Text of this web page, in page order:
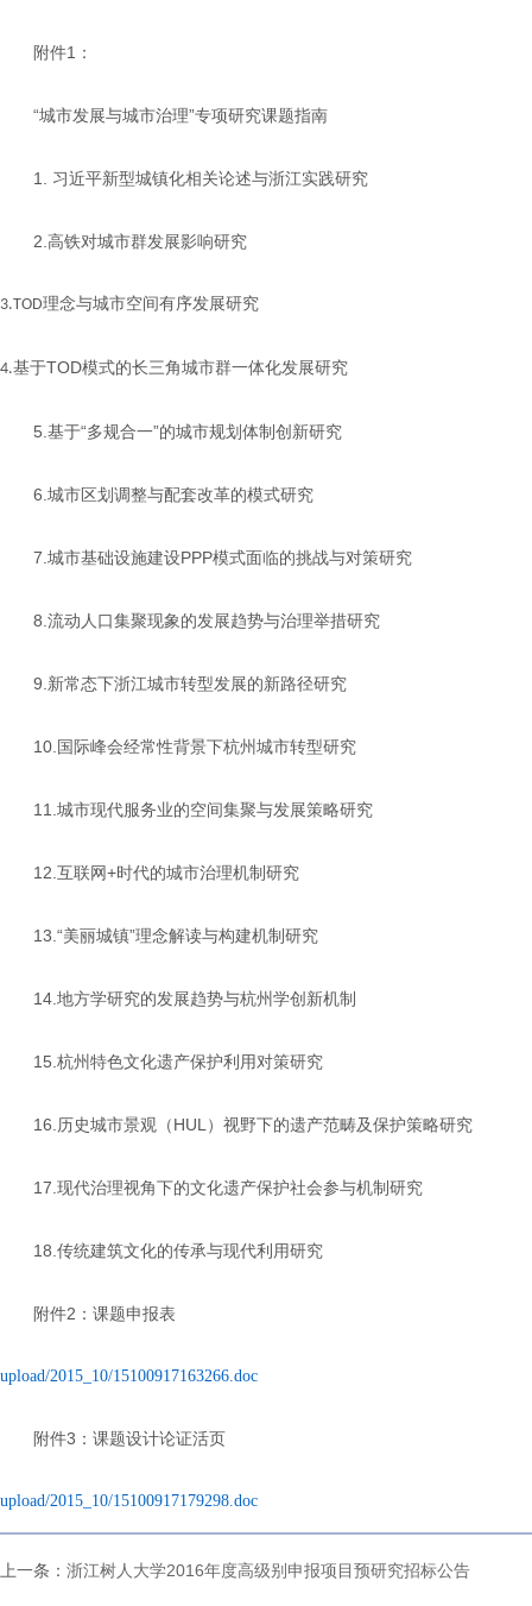
附件1 ：
“城市发展与城市治理”专项研究课题指南
1. 习近平新型城镇化相关论述与浙江实践研究
2. 高铁对城市群发展影响研究
3.TOD理念与城市空间有序发展研究
4.基于TOD模式的长三角城市群一体化发展研究
5. 基于“多规合一”的城市规划体制创新研究
6. 城市区划调整与配套改革的模式研究
7. 城市基础设施建设PPP模式面临的挑战与对策研究
8. 流动人口集聚现象的发展趋势与治理举措研究
9. 新常态下浙江城市转型发展的新路径研究
10. 国际峰会经常性背景下杭州城市转型研究
11. 城市现代服务业的空间集聚与发展策略研究
12. 互联网 +时代的城市治理机制研究
13.“美丽城镇”理念解读与构建机制研究
14. 地方学研究的发展趋势与杭州学创新机制
15. 杭州特色文化遗产保护利用对策研究
16. 历史城市景观（ HUL ）视野下的遗产范畴及保护策略研究
17. 现代治理视角下的文化遗产保护社会参与机制研究
18. 传统建筑文化的传承与现代利用研究
附件2 ：课题申报表
upload/2015_10/15100917163266.doc
附件3 ：课题设计论证活页
upload/2015_10/15100917179298.doc
上一条： 浙江树人大学2016年度高级别申报项目预研究招标公告